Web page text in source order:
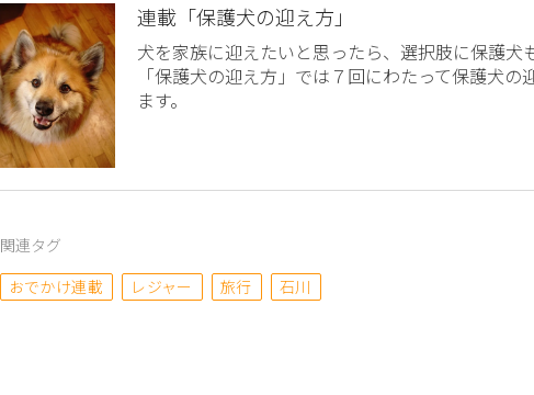
連載「保護犬の迎え方」
犬を家族に迎えたいと思ったら、選択肢に保護犬
「保護犬の迎え方」では７回にわたって保護犬
ます。
関連タグ
おでかけ連載
レジャー 旅行 石川